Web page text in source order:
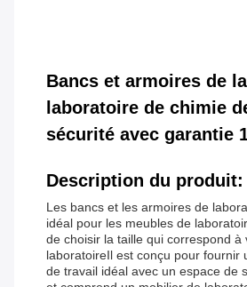
Bancs et armoires de
laboratoire de chimie
sécurité avec garantie
Description du produit:
Les bancs et les armoires de
idéal pour les meubles de
de choisir la taille qui correspond à
laboratoireIl est conçu pour fournir
de travail idéal avec un espace de